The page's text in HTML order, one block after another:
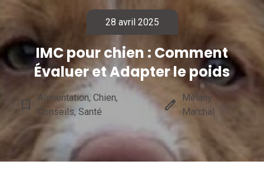
28 avril 2025
IMC pour chien : Comment
Évaluer et Adapter le poids
bookmark_border
Alimentation, Chien,
Conseils, Santé
edit
Mélany
Marchal